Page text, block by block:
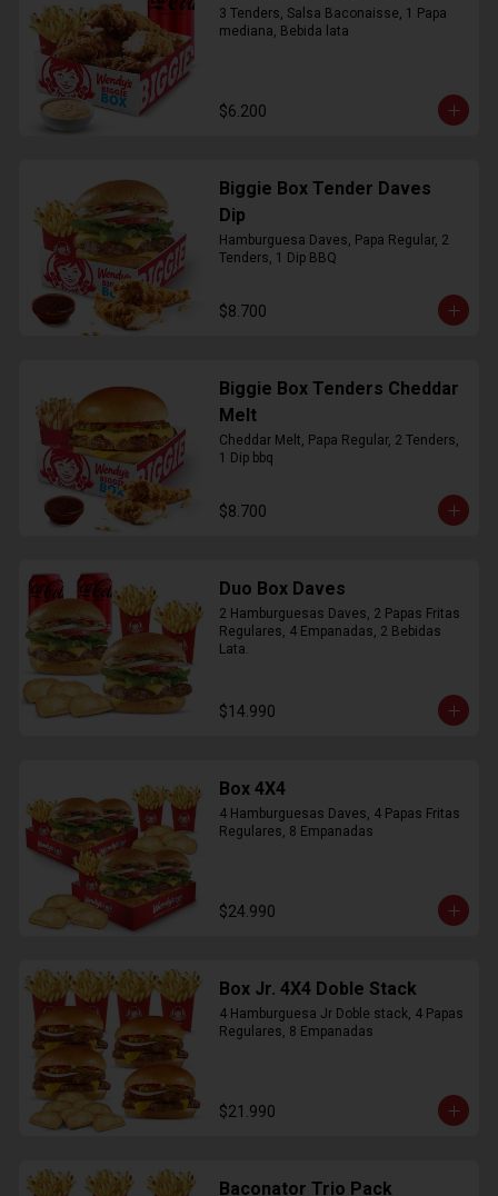
3 Tenders, Salsa Baconaisse, 1 Papa
mediana, Bebida lata
$6.200
Biggie Box Tender Daves
Dip
Hamburguesa Daves, Papa Regular, 2
Tenders, 1 Dip BBQ
$8.700
Biggie Box Tenders Cheddar
Melt
Cheddar Melt, Papa Regular, 2 Tenders,
1 Dip bbq
$8.700
Duo Box Daves
2 Hamburguesas Daves, 2 Papas Fritas
Regulares, 4 Empanadas, 2 Bebidas
Lata.
$14.990
Box 4X4
4 Hamburguesas Daves, 4 Papas Fritas
Regulares, 8 Empanadas
$24.990
Box Jr. 4X4 Doble Stack
4 Hamburguesa Jr Doble stack, 4 Papas
Regulares, 8 Empanadas
$21.990
Baconator Trio Pack